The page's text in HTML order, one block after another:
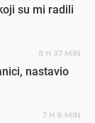
su mi radili
5 H 37 MIN
nastavio
7 H 9 MIN